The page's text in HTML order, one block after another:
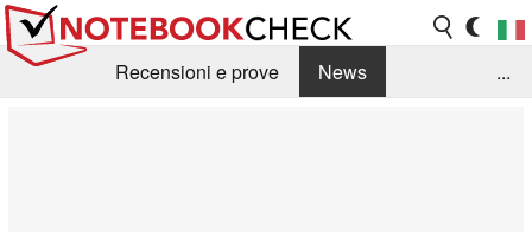
Recensioni e prove
News
...